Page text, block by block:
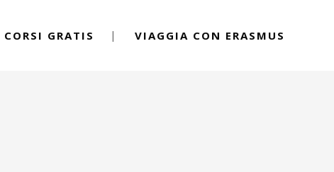
CORSI GRATIS VIAGGIA CON ERASMUS